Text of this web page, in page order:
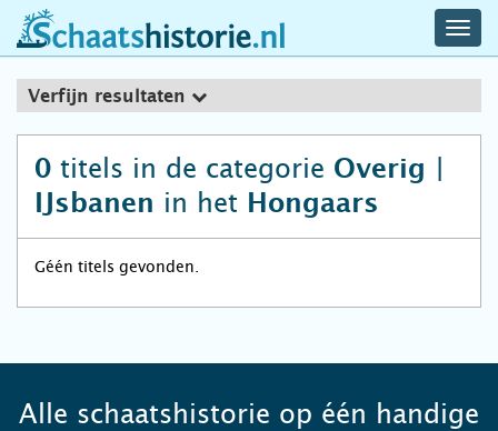
schaatshistorie.nl
Verfijn resultaten
0 titels in de categorie Overig |
IJsbanen in het Hongaars
Géén titels gevonden.
Alle schaatshistorie op één handige